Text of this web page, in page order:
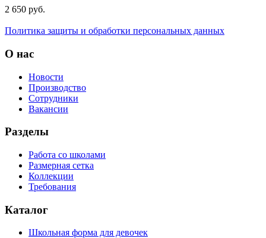
2 650 руб.
Политика защиты и обработки персональных данных
О нас
Новости
Производство
Сотрудники
Вакансии
Разделы
Работа со школами
Размерная сетка
Коллекции
Требования
Каталог
Школьная форма для девочек